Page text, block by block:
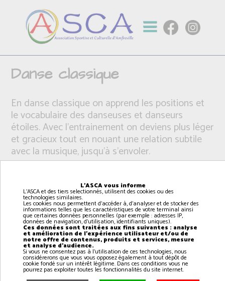
Danse classique
En danse classique on apprend les positions et
le vocabulaire des danseuses et danseurs
étoiles. Avec l'entrainement on deviens plus léger
et gracieux tout en nouant une relation subtile
avec la musique, jusqu'à s'envoler.
L'ASCA vous informe
L'ASCA et des tiers selectionnés, utilisent des cookies ou des
technologies similaires.
Les cookies nous permettent d'accéder à, d'analyser et de stocker des
informations telles que les caractéristiques de votre terminal ainsi
que certaines données personnelles (par exemple : adresses IP,
données de navigation, d'utilisation, identifiants uniques).
Ces données sont traitées aux fins suivantes : analyse
et amélioration de l'expérience utilisateur et/ou de
notre offre de contenus, produits et services, mesure
et analyse d'audience.
Si vous ne consentez pas à l'utilisation de ces technologies, nous
considérerons que vous vous opposez également à tout dépôt de
cookie fondé sur un intérêt légitime. Dans ces conditions vous ne
pourrez pas exploiter toutes les fonctionnalités du site internet.